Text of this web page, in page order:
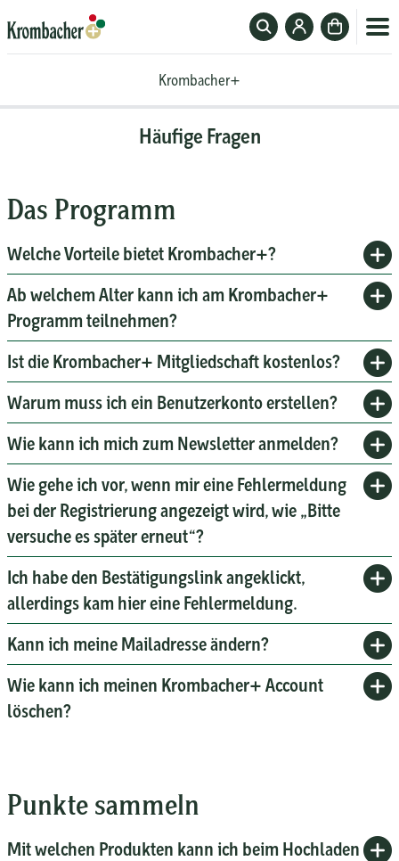
Suchfeld
ein-
Zum
Krombacher-
Zur
Kasse
Krombacher+
Häufige Fragen
Das Programm
Welche Vorteile bietet Krombacher+?
Ab welchem Alter kann ich am Krombacher+
Programm teilnehmen?
Ist die Krombacher+ Mitgliedschaft kostenlos?
Warum muss ich ein Benutzerkonto erstellen?
Wie kann ich mich zum Newsletter anmelden?
Wie gehe ich vor, wenn mir eine Fehlermeldung
bei der Registrierung angezeigt wird, wie „Bitte
versuche es später erneut“?
Ich habe den Bestätigungslink angeklickt,
allerdings kam hier eine Fehlermeldung.
Kann ich meine Mailadresse ändern?
Wie kann ich meinen Krombacher+ Account
löschen?
Punkte sammeln
Mit welchen Produkten kann ich beim Hochladen